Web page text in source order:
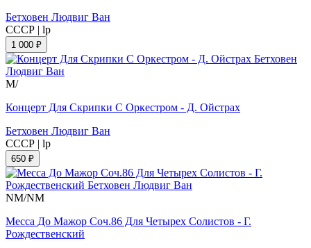
Бетховен Людвиг Ван
СССР | lp
1 000 ₽
M/
Концерт Для Скрипки С Оркестром - Д. Ойстрах
Бетховен Людвиг Ван
СССР | lp
650 ₽
NM/NM
Месса До Мажор Соч.86 Для Четырех Солистов - Г.
Рождественский